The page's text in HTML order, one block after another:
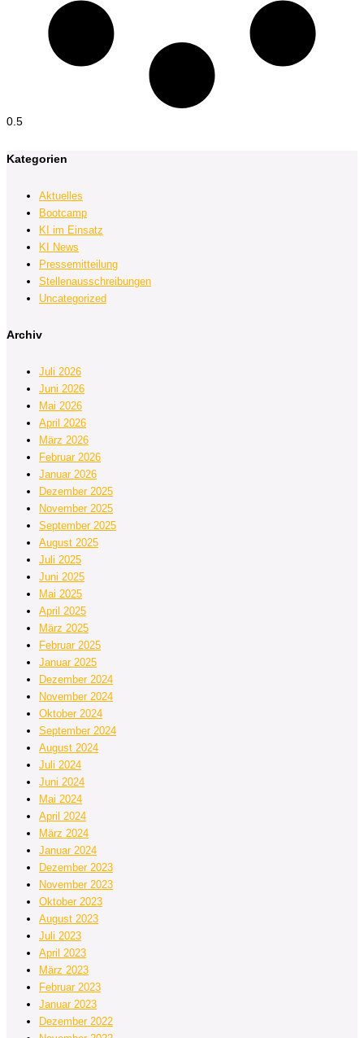
Kategorien
Aktuelles
Bootcamp
KI im Einsatz
KI News
Pressemitteilung
Stellenausschreibungen
Uncategorized
Archiv
Juli 2026
Juni 2026
Mai 2026
April 2026
März 2026
Februar 2026
Januar 2026
Dezember 2025
November 2025
September 2025
August 2025
Juli 2025
Juni 2025
Mai 2025
April 2025
März 2025
Februar 2025
Januar 2025
Dezember 2024
November 2024
Oktober 2024
September 2024
August 2024
Juli 2024
Juni 2024
Mai 2024
April 2024
März 2024
Januar 2024
Dezember 2023
November 2023
Oktober 2023
August 2023
Juli 2023
April 2023
März 2023
Februar 2023
Januar 2023
Dezember 2022